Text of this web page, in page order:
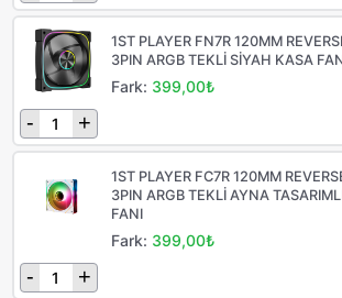
1ST PLAYER FN7R 120MM
3PIN ARGB TEKLİ SİYAH KASA
Fark: 399,00₺
- +
1ST PLAYER FC7R 120MM
3PIN ARGB TEKLİ AYNA
FANI
Fark: 399,00₺
- +